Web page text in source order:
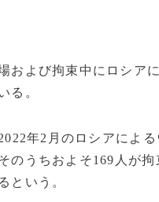
および拘束中にロシア
る。
年2月のロシアによ
のうちおよそ169人が
という。